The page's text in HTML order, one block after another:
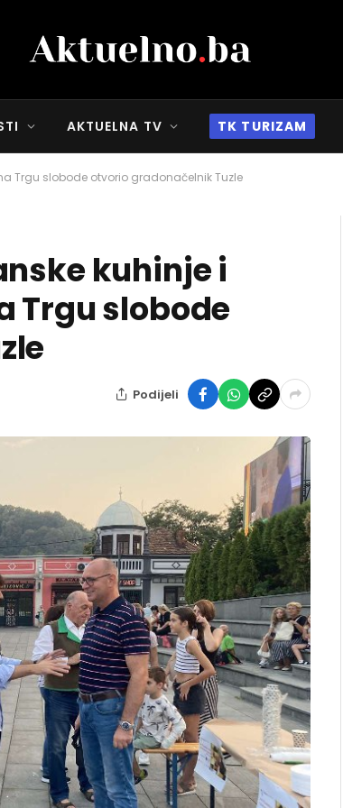
AKTUELNA TV TK TURIZAM
Trgu slobode otvorio gradonačelnik Tuzle
kuhinje i
Trgu slobode
Podijeli